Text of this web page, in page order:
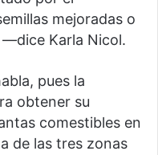
mejoradas o
Karla Nicol.
pues la
obtener su
comestibles en
de las tres zonas